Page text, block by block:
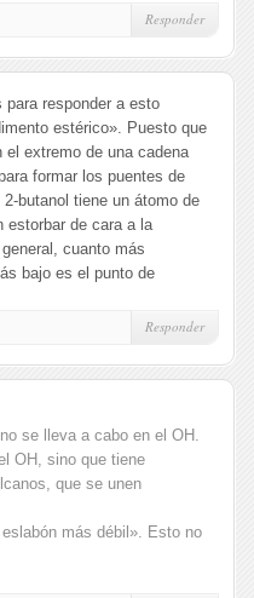
Responder
responder a esto
estérico». Puesto que
el extremo de una cadena
formar los puentes de
butanol tiene un átomo de
estorbar de cara a la
cuanto más
bajo es el punto de
Responder
se lleva a cabo en el OH.
OH, sino que tiene
que se unen
más débil». Esto no